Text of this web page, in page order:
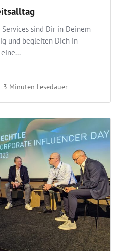
Services sind Dir in Deinem
und begleiten Dich in
3 Minuten Lesedauer